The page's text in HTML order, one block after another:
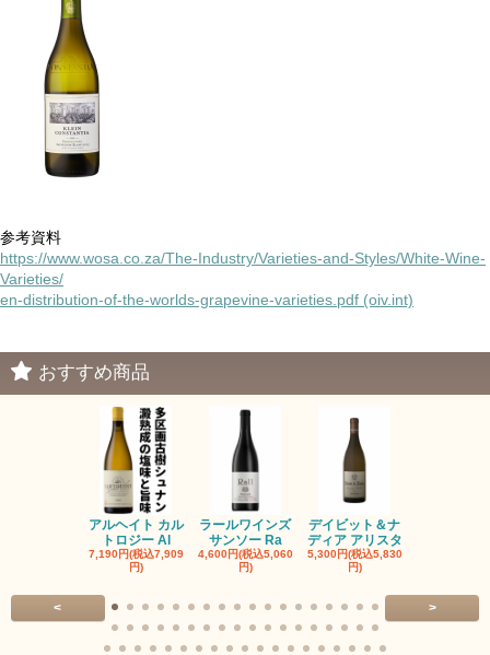
参考資料
https://www.wosa.co.za/The-Industry/Varieties-and-Styles/White-Wine-
Varieties/
en-distribution-of-the-worlds-grapevine-varieties.pdf (oiv.int)
おすすめ商品
アルヘイト カル
トロジー Al
7,190円(税込7,909
円)
ラールワインズ
サンソー Ra
4,600円(税込5,060
円)
デイビット＆ナ
ディア アリスタ
5,300円(税込5,830
円)
< >